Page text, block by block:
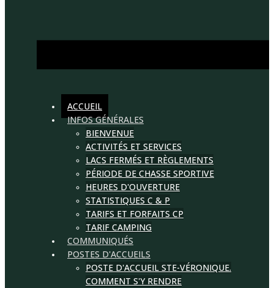
ACCUEIL
INFOS GÉNÉRALES
BIENVENUE
ACTIVITÉS ET SERVICES
LACS FERMÉS ET RÈGLEMENTS
PÉRIODE DE CHASSE SPORTIVE
HEURES D'OUVERTURE
STATISTIQUES C & P
TARIFS ET FORFAITS CP
TARIF CAMPING
COMMUNIQUÉS
POSTES D'ACCUEILS
POSTE D'ACCUEIL STE-VÉRONIQUE.
COMMENT S'Y RENDRE